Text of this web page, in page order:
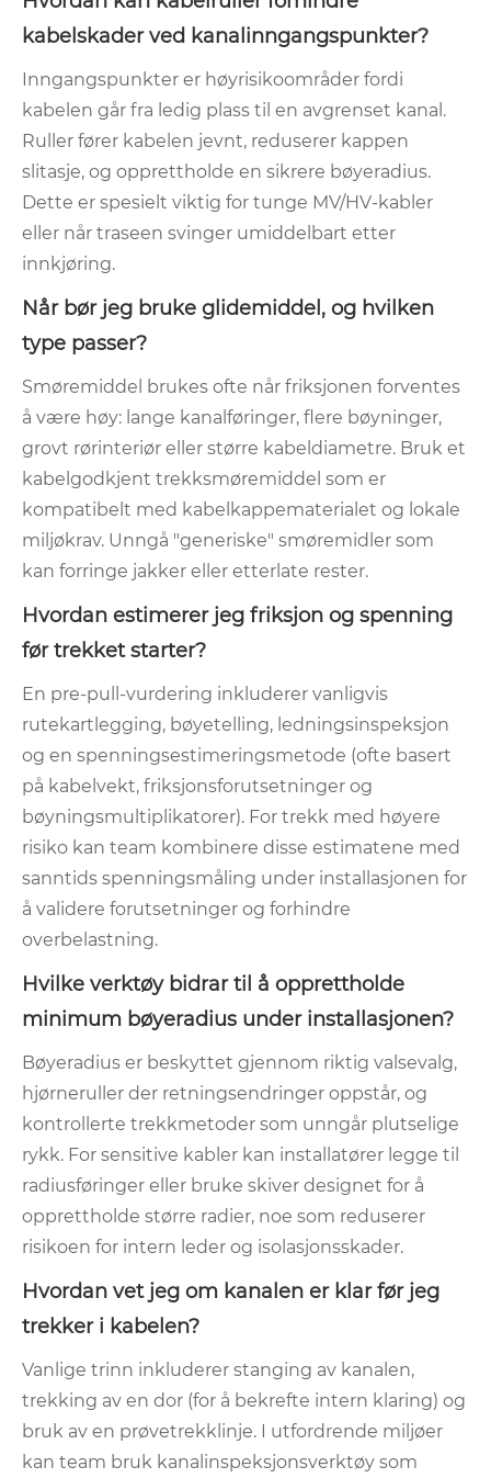
kabelskader ved kanalinngangspunkter?
Inngangspunkter er høyrisikoområder fordi
kabelen går fra ledig plass til en avgrenset kanal.
Ruller fører kabelen jevnt, reduserer kappen
slitasje, og opprettholde en sikrere bøyeradius.
Dette er spesielt viktig for tunge MV/HV-kabler
eller når traseen svinger umiddelbart etter
innkjøring.
Når bør jeg bruke glidemiddel, og hvilken
type passer?
Smøremiddel brukes ofte når friksjonen forventes
å være høy: lange kanalføringer, flere bøyninger,
grovt rørinteriør eller større kabeldiametre. Bruk et
kabelgodkjent trekksmøremiddel som er
kompatibelt med kabelkappematerialet og lokale
miljøkrav. Unngå "generiske" smøremidler som
kan forringe jakker eller etterlate rester.
Hvordan estimerer jeg friksjon og spenning
før trekket starter?
En pre-pull-vurdering inkluderer vanligvis
rutekartlegging, bøyetelling, ledningsinspeksjon
og en spenningsestimeringsmetode (ofte basert
på kabelvekt, friksjonsforutsetninger og
bøyningsmultiplikatorer). For trekk med høyere
risiko kan team kombinere disse estimatene med
sanntids spenningsmåling under installasjonen for
å validere forutsetninger og forhindre
overbelastning.
Hvilke verktøy bidrar til å opprettholde
minimum bøyeradius under installasjonen?
Bøyeradius er beskyttet gjennom riktig valsevalg,
hjørneruller der retningsendringer oppstår, og
kontrollerte trekkmetoder som unngår plutselige
rykk. For sensitive kabler kan installatører legge til
radiusføringer eller bruke skiver designet for å
opprettholde større radier, noe som reduserer
risikoen for intern leder og isolasjonsskader.
Hvordan vet jeg om kanalen er klar før jeg
trekker i kabelen?
Vanlige trinn inkluderer stanging av kanalen,
trekking av en dor (for å bekrefte intern klaring) og
bruk av en prøvetrekklinje. I utfordrende miljøer
kan team bruk kanalinspeksjonsverktøy som